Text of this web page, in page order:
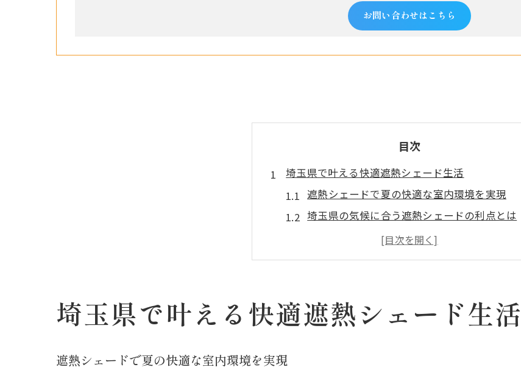
お問い合わせはこちら
目次
埼玉県で叶える快適遮熱シェード生活
遮熱シェードで夏の快適な室内環境を実現
埼玉県の気候に合う遮熱シェードの利点とは
遮熱で冷房効率アップと省エネ生活を両立
遮熱技術で家族全員が過ごしやすい家づくり
遮熱シェード活用が暑さ対策に効く理由
遮熱シェードの仕組みと遮熱効果の特徴を解説
埼玉県で叶える快適遮熱シェード生活
遮熱シェードで夏の快適な室内環境を実現